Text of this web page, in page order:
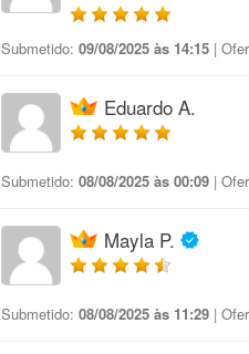
Submetido: 09/08/2025 às 14:15 |
Eduardo A.
Submetido: 08/08/2025 às 00:09 |
Mayla P.
Submetido: 08/08/2025 às 11:29 |